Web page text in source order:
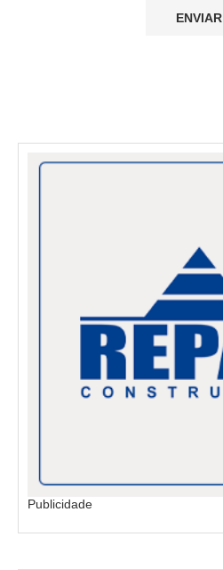
Publicidade